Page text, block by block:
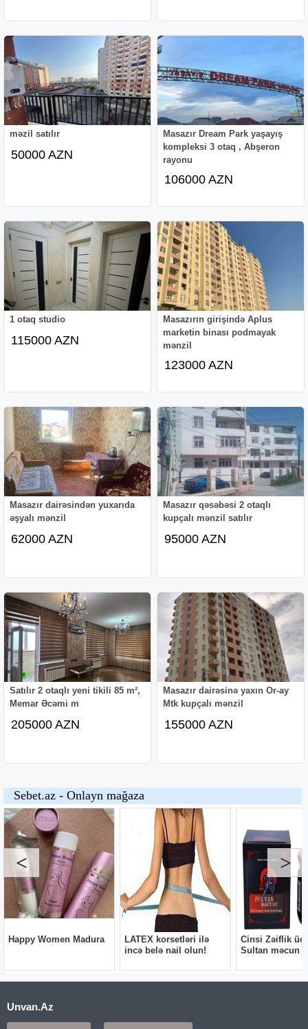
məzil satılır
50000 AZN
Masazır Dream Park yaşayış
kompleksi 3 otaq , Abşeron
rayonu
106000 AZN
1 otaq studio
115000 AZN
Masazırın girişində Aplus
marketin binası podmayak
mənzil
123000 AZN
Masazır dairəsindən yuxarıda
əşyalı mənzil
62000 AZN
Masazır qəsəbəsi 2 otaqlı
kupçalı mənzil satılır
95000 AZN
Satılır 2 otaqlı yeni tikili 85 m²,
Memar Əcəmi m
205000 AZN
Masazır dairəsinə yaxın Or-ay
Mtk kupçalı mənzil
155000 AZN
Unvan.Az